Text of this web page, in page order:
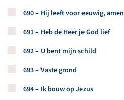
Koop een stuk van dit artikel
690 – Hij leeft voor eeuwig, amen
Koop een stuk van dit artikel
691 – Heb de Heer je God lief
Koop een stuk van dit artikel
692 – U bent mijn schild
Koop een stuk van dit artikel
693 – Vaste grond
Koop een stuk van dit artikel
694 – Ik bouw op Jezus